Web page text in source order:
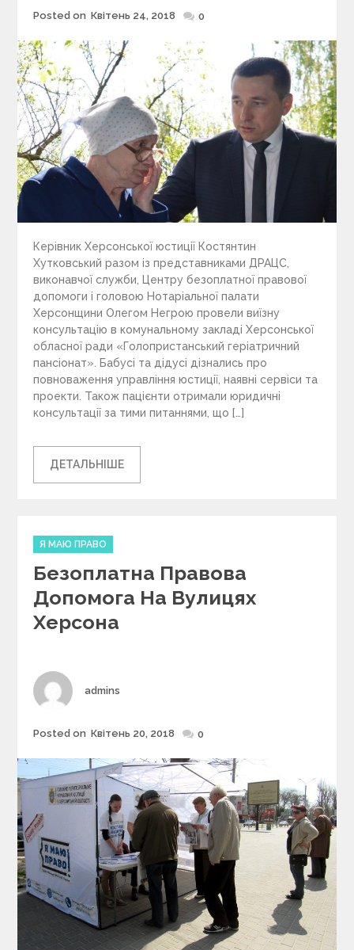
Posted
Posted on Квітень 24, 2018 0
Керівник Херсонської юстиції Костянтин
Хутковський разом із представниками ДРАЦС,
виконавчої служби, Центру безоплатної правової
допомоги і головою Нотаріальної палати
Херсонщини Олегом Негрою провели виїзну
консультацію в комунальному закладі Херсонської
обласної ради «Голопристанський геріатричний
пансіонат». Бабусі та дідусі дізнались про
повноваження управління юстиції, наявні сервіси та
проекти. Також пацієнти отримали юридичні
консультації за тими питаннями, що […]
ДЕТАЛЬНІШЕ
C
a
e
g
o
s
Я МАЮ ПРАВО
Безоплатна Правова
Допомога На Вулицях
Херсона
Author
admins
Posted
Posted on Квітень 20, 2018 0